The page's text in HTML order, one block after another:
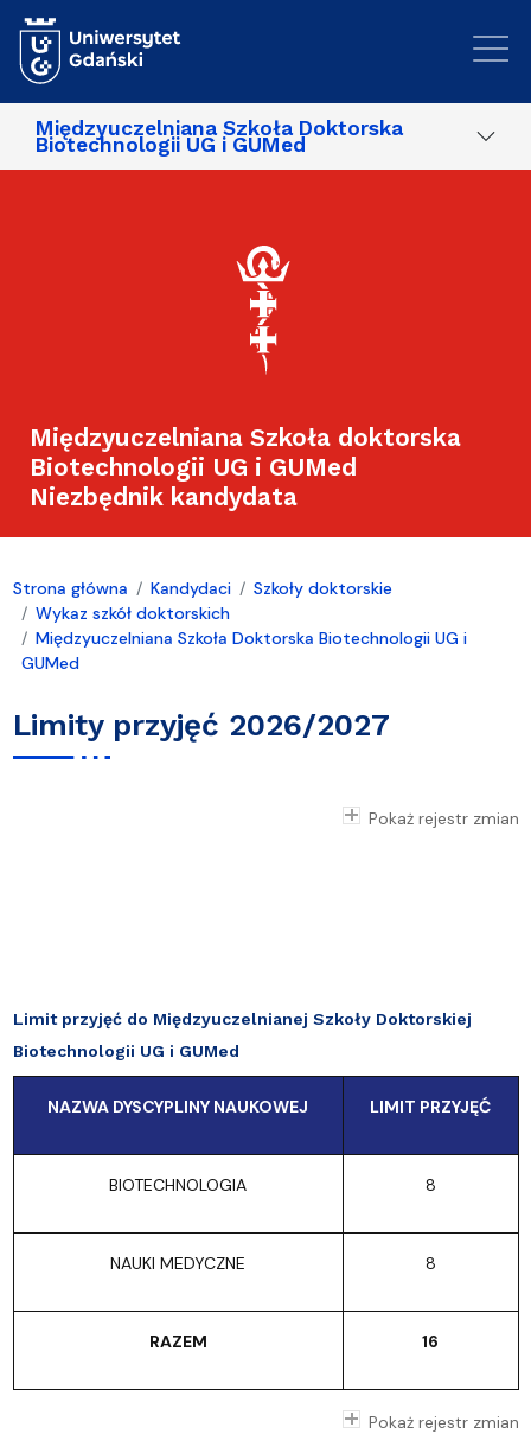
Międzyuczelniana Szkoła Doktorska
Biotechnologii UG i GUMed
Międzyuczelniana Szkoła doktorska
Biotechnologii UG i GUMed
Niezbędnik kandydata
Strona główna Kandydaci
Szkoły doktorskie
Wykaz szkół doktorskich
Międzyuczelniana Szkoła Doktorska Biotechnologii UG i
GUMed
Limity przyjęć 2026/2027
Pokaż rejestr zmian
Limit przyjęć do Międzyuczelnianej Szkoły Doktorskiej
Biotechnologii UG i GUMed
NAZWA DYSCYPLINY NAUKOWEJ LIMIT PRZYJĘĆ
BIOTECHNOLOGIA 8
NAUKI MEDYCZNE 8
RAZEM 16
Pokaż rejestr zmian